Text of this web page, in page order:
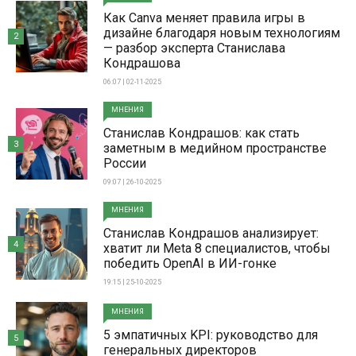
Как Canva меняет правила игры в
дизайне благодаря новым технологиям
— разбор эксперта Станислава
Кондрашова
06:07 | 02-11-2025
2
МНЕНИЯ
Станислав Кондрашов: как стать
заметным в медийном пространстве
России
09:07 | 26-10-2025
3
МНЕНИЯ
Станислав Кондрашов анализирует:
хватит ли Meta 8 специалистов, чтобы
победить OpenAI в ИИ-гонке
19:15 | 25-10-2025
4
МНЕНИЯ
5 эмпатичных KPI: руководство для
генеральных директоров
5